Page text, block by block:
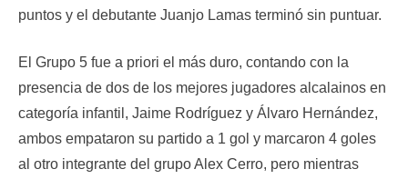
puntos y el debutante Juanjo Lamas terminó sin puntuar.
El Grupo 5 fue a priori el más duro, contando con la
presencia de dos de los mejores jugadores alcalainos en
categoría infantil, Jaime Rodríguez y Álvaro Hernández,
ambos empataron su partido a 1 gol y marcaron 4 goles
al otro integrante del grupo Alex Cerro, pero mientras